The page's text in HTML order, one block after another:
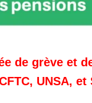
de grève et
UNSA, et